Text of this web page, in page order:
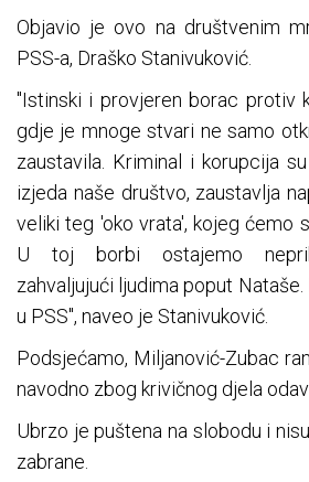
Objavio je ovo na društvenim
PSS-a, Draško Stanivuković.
"Istinski i provjeren borac protiv
gdje je mnoge stvari ne samo
zaustavila. Kriminal i korupcija
izjeda naše društvo, zaustavlja
veliki teg 'oko vrata', kojeg ćemo
U toj borbi ostajemo
zahvaljujući ljudima poput
u PSS", naveo je Stanivuković.
Podsjećamo, Miljanović-Zubac
navodno zbog krivičnog djela
Ubrzo je puštena na slobodu i
zabrane.